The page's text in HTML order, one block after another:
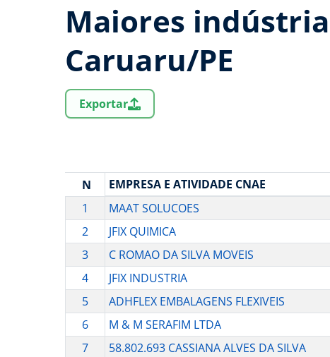
Maiores
Caruaru/PE
Exportar
N EMPRESA E ATIVIDADE CNAE
1
MAAT SOLUCOES
2
JFIX QUIMICA
3
C ROMAO DA SILVA MOVEIS
4
JFIX INDUSTRIA
5
ADHFLEX EMBALAGENS FLEXIVEIS
6
M & M SERAFIM LTDA
7
58.802.693 CASSIANA ALVES DA SILVA